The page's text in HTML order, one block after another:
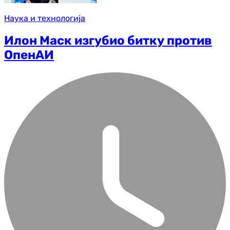
Наука и технологија
Илон Маск изгубио битку против
ОпенАИ